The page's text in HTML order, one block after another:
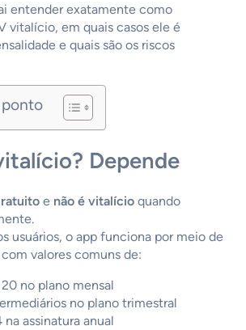
entender exatamente como
vitalício, em quais casos ele é
e quais são os riscos
Depende
e não é vitalício quando
usuários, o app funciona por meio de
com valores comuns de:
20 no plano mensal
no plano trimestral
na assinatura anual